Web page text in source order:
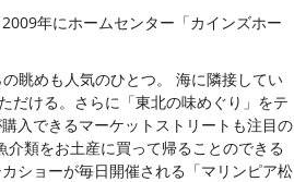
年にホームセンター「カインズホー
眺めも人気のひとつ。 海に隣接してい
だける。さらに「東北の味めぐり」をテ
入できるマーケットストリートも注目の
類をお土産に買って帰ることのできる
ショーが毎日開催される「マリンピア松